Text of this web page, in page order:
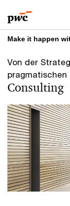
to
content
to
footer
Make it happen
Von der
pragmatischen
Consulting